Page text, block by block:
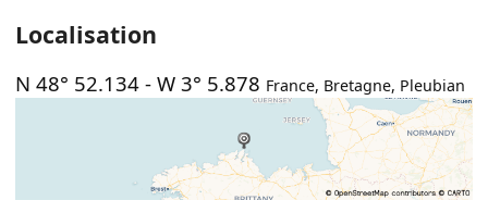
Localisation
N 48° 52.134 -W 3° 5.878 France, Bretagne, Pleubian